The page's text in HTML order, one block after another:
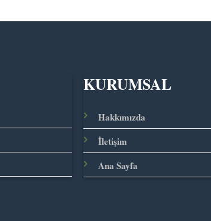
KURUMSAL
Hakkımızda
İletişim
Ana Sayfa